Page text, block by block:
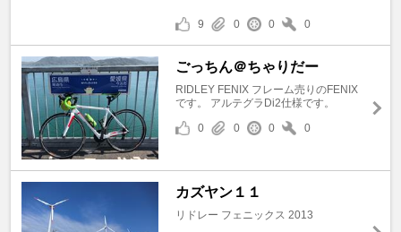
9 0 0 0
ごっちん＠ちゃりだー
RIDLEY FENIX フレーム売りのFENIX
です。 アルテグラDi2仕様です。
0
0 0 0
カズヤン１１
リドレー フェニックス 2013